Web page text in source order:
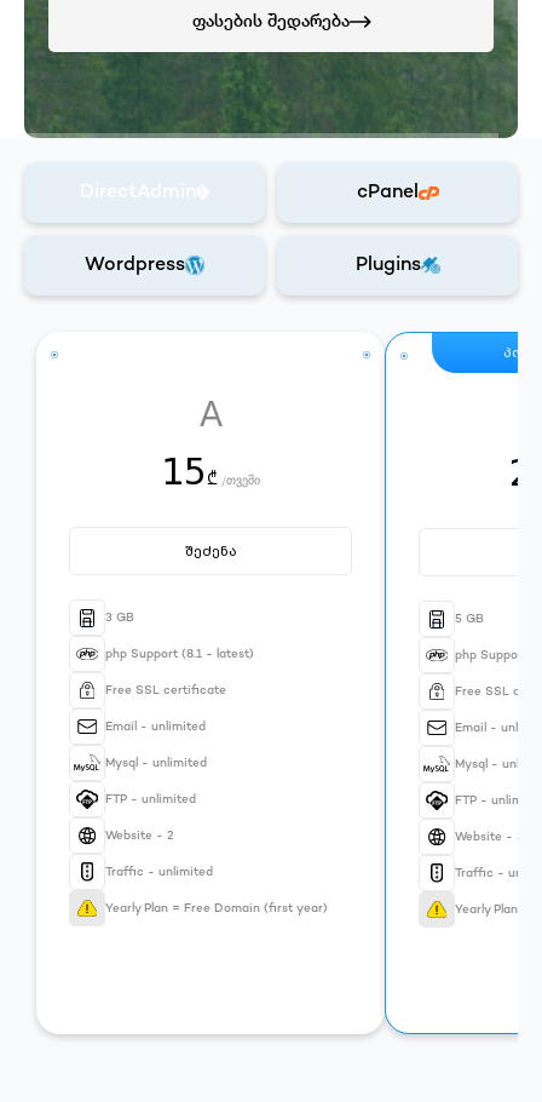
ფასების შედარება
cPanel
Wordpress Plugins
A
15 ₾ /თვეში
შეძენა
3 GB
php Support (8.1 - latest)
Free SSL certificate
Email - unlimited
Mysql - unlimited
FTP - unlimited
Website - 2
Traffic - unlimited
Yearly Plan = Free Domain (first year)
5 GB
php Support
Free SSL
Email -
Mysql -
FTP -
Website - 3
Traffic -
Yearly Plan =